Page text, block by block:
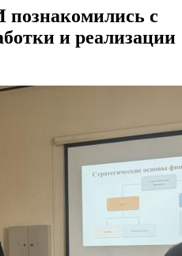
с
и реализации